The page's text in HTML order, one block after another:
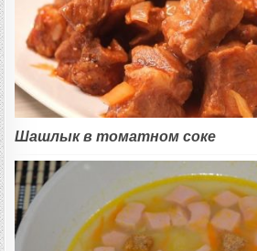
Шашлык в томатном соке